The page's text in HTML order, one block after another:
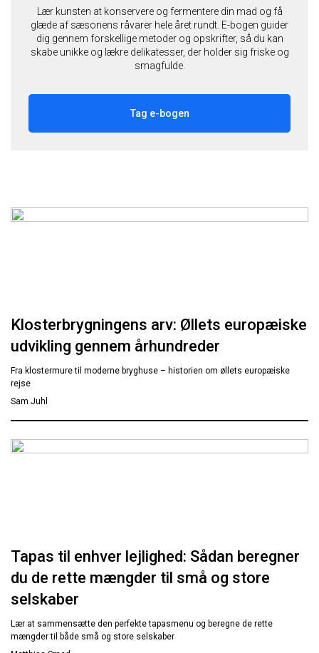
Lær kunsten at konservere og fermentere din mad og få
glæde af sæsonens råvarer hele året rundt. E-bogen guider
dig gennem forskellige metoder og opskrifter, så du kan
skabe unikke og lækre delikatesser, der holder sig friske og
smagfulde.
Tag e-bogen
Klosterbrygningens arv: Øllets europæiske
udvikling gennem århundreder
Fra klostermure til moderne bryghuse – historien om øllets europæiske
rejse
Sam Juhl
Tapas til enhver lejlighed: Sådan beregner
du de rette mængder til små og store
selskaber
Lær at sammensætte den perfekte tapasmenu og beregne de rette
mængder til både små og store selskaber